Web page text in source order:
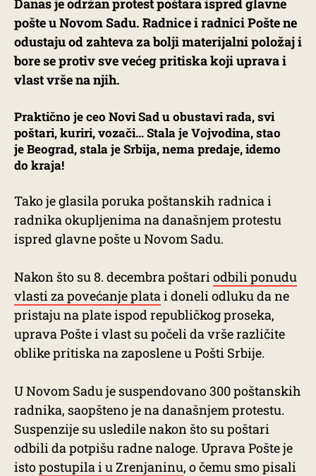
Danas je održan protest poštara ispred glavne
pošte u Novom Sadu. Radnice i radnici Pošte ne
odustaju od zahteva za bolji materijalni položaj i
bore se protiv sve većeg pritiska koji uprava i
vlast vrše na njih.
Praktično je ceo Novi Sad u obustavi rada, svi
poštari, kuriri, vozači… Stala je Vojvodina, stao
je Beograd, stala je Srbija, nema predaje, idemo
do kraja!
Tako je glasila poruka poštanskih radnica i
radnika okupljenima na današnjem protestu
ispred glavne pošte u Novom Sadu.
Nakon što su 8. decembra poštari odbili ponudu
vlasti za povećanje plata i doneli odluku da ne
pristaju na plate ispod republičkog proseka,
uprava Pošte i vlast su počeli da vrše različite
oblike pritiska na zaposlene u Pošti Srbije.
U Novom Sadu je suspendovano 300 poštanskih
radnika, saopšteno je na današnjem protestu.
Suspenzije su usledile nakon što su poštari
odbili da potpišu radne naloge. Uprava Pošte je
istopostupila i u Zrenjaninu, o čemu smo pisali